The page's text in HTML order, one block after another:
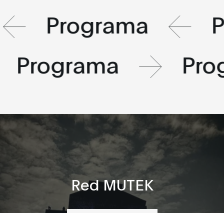
Programa
Programa
Red MUTEK